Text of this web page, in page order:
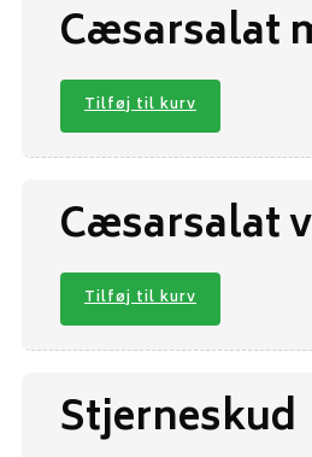
Cæsarsalat
Tilføj til kurv
Cæsarsalat
Tilføj til kurv
Stjerneskud